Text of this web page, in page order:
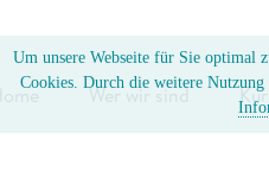
Home Wer wir sind
Um unsere Webseite für Sie optimal
Cookies. Durch die weitere Nutzung